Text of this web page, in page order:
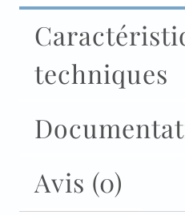
techniques
Avis (0)